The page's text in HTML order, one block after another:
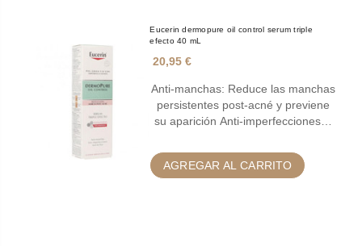
Eucerin dermopure oil control serum triple
efecto 40 mL
20,95 €
Anti-manchas: Reduce las manchas
persistentes post-acné y previene
su aparición Anti-imperfecciones…
AGREGAR AL CARRITO